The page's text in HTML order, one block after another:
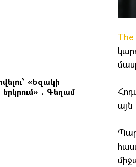
«Եզակի
երկրում» ․ Գեղամ
այն